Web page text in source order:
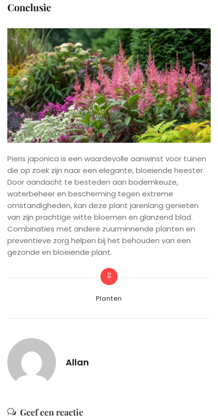
Conclusie
Pieris japonica is een waardevolle aanwinst voor tuinen
die op zoek zijn naar een elegante, bloeiende heester.
Door aandacht te besteden aan bodemkeuze,
waterbeheer en bescherming tegen extreme
omstandigheden, kan deze plant jarenlang genieten
van zijn prachtige witte bloemen en glanzend blad.
Combinaties met andere zuurminnende planten en
preventieve zorg helpen bij het behouden van een
gezonde en bloeiende plant.
Categories
Planten
Allan
Geef een reactie